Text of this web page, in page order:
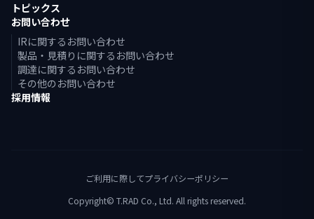
トピックス
お問い合わせ
IRに関するお問い合わせ
製品・見積りに関するお問い合わせ
調達に関するお問い合わせ
その他のお問い合わせ
採用情報
ご利用に際してプライバシーポリシー
Copyright© T.RAD Co., Ltd. All rights reserved.